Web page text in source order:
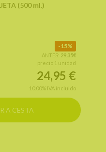
(500 ml.)
15%
ANTES: 29,35€
precio 1 unidad
24,95 €
10.00% IVA incluido
A CESTA